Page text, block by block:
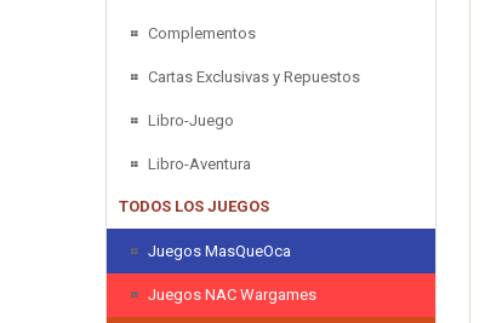
Complementos
Cartas Exclusivas y Repuestos
Libro-Juego
Libro-Aventura
TODOS LOS JUEGOS
Juegos MasQueOca
Juegos NAC Wargames